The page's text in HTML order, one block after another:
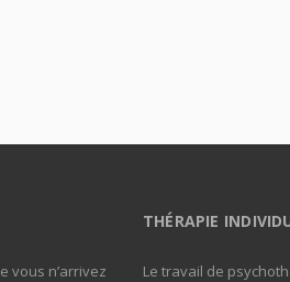
vous n’arrivez
THÉRAPIE
Le travail de